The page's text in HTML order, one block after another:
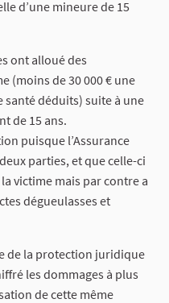
d’une mineure de 15
ont alloué des
(moins de 30 000 € une
santé déduits) suite à une
de 15 ans.
puisque l’Assurance
parties, et que celle-ci
la victime mais par contre a
dégueulasses et
de la protection juridique
les dommages à plus
de cette même